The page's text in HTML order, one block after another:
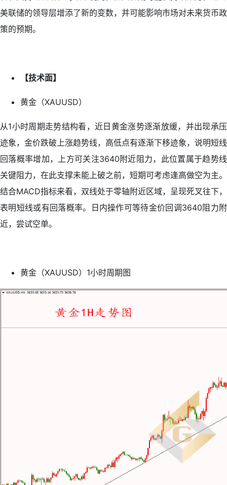
美联储的领导层增添了新的变数，并可能影响市场对未来货币政
策的预期。
【技术面】
黄金（XAUUSD）
从1小时周期走势结构看，近日黄金涨势逐渐放缓，并出现承压
迹象，金价跌破上涨趋势线，高低点有逐渐下移迹象，说明短线
回落概率增加，上方可关注3640附近阻力，此位置属于趋势线
关键阻力，在此支撑未能上破之前，短期可考虑逢高做空为主。
结合MACD指标来看，双线处于零轴附近区域，呈现死叉往下，
表明短线或有回落概率。日内操作可等待金价回调3640阻力附
近，尝试空单。
黄金（XAUUSD）1小时周期图